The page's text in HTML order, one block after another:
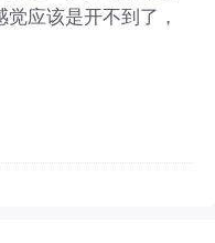
应该是开不到了，